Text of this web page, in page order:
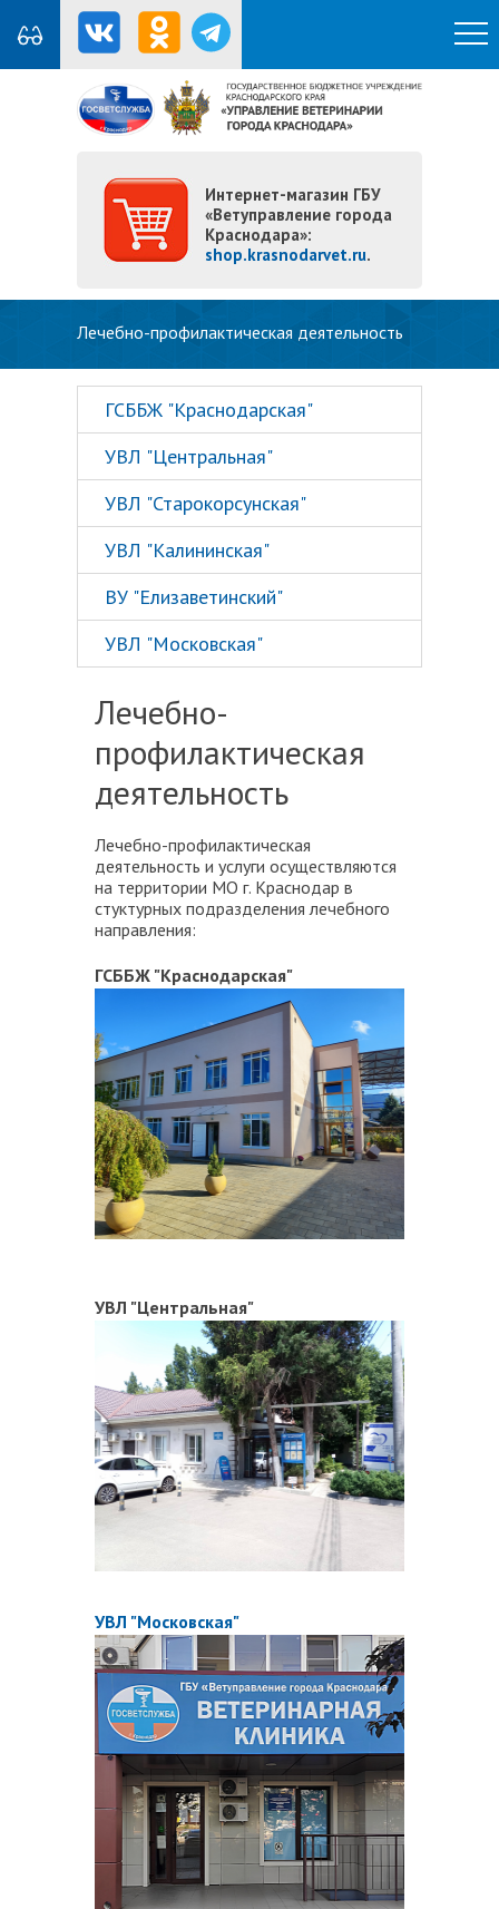
Интернет-магазин ГБУ
«Ветуправление города
Краснодара»:
shop.krasnodarvet.ru.
Лечебно-профилактическая деятельность
ГСББЖ "Краснодарская"
УВЛ "Центральная"
УВЛ "Старокорсунская"
УВЛ "Калининская"
ВУ "Елизаветинский"
УВЛ "Московская"
Лечебно-
профилактическая
деятельность
Лечебно-профилактическая
деятельность и услуги осуществляются
на территории МО г. Краснодар в
стуктурных подразделения лечебного
направления:
ГСББЖ "Краснодарская"
УВЛ "Центральная"
УВЛ "Московская"